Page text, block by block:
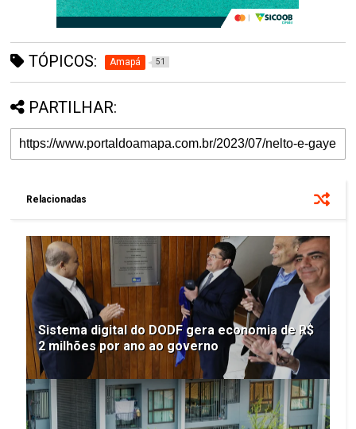
TÓPICOS: Amapá 51
PARTILHAR:
Relacionadas
Sistema digital do DODF gera economia de R$
2 milhões por ano ao governo